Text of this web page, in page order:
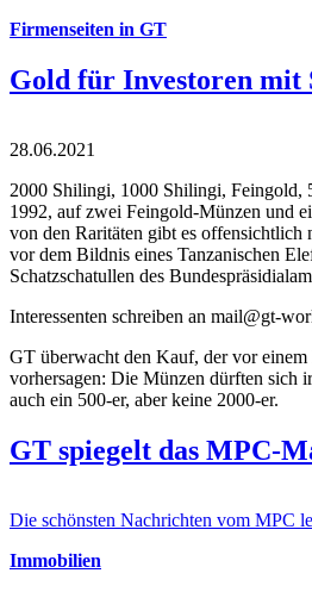
Firmenseiten in GT
Gold für Investoren
28.06.2021
2000 Shilingi, 1000 Shilingi, Feingold,
1992, auf zwei Feingold-Münzen und
von den Raritäten gibt es offensichtlich
vor dem Bildnis eines Tanzanischen
Schatzschatullen des
Interessenten schreiben an mail@gt-
GT überwacht den Kauf, der vor
vorhersagen: Die Münzen dürften sich
auch ein 500-er, aber keine 2000-er.
GT spiegelt das MPC-
Die schönsten Nachrichten vom MPC
Immobilien